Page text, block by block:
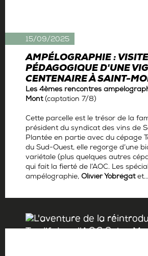
AMPÉLOGRAPHIE : VISITE
PÉDAGOGIQUE D'UNE
CENTENAIRE À SAINT-
Les 4èmes rencontres
Mont(captation 7/8)
Cette parcelle est le trésor de la
président du syndicat des vins de
Plantée en partie avec du cépage
du Sud-Ouest, elle regorge d’une
variétale (plus quelques autres
qui fait la fierté de l’AOC. Les
ampélographie, Olivier Yobrégatet...
15/09/2025